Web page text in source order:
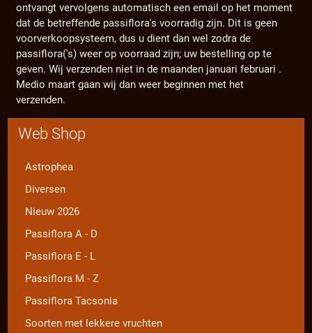
ontvangt vervolgens automatisch een email op het moment
dat de betreffende passiflora's voorradig zijn. Dit is geen
voorverkoopsysteem, dus u dient dan wel zodra de
passiflora('s) weer op voorraad zijn; uw bestelling op te
geven. Wij verzenden niet in de maanden januari februari .
Medio maart gaan wij dan weer beginnen met het
verzenden.
Web Shop
Astrophea
Diversen
Nieuw 2026
Passiflora A - D
Passiflora E - L
Passiflora M - Z
Passiflora Tacsonia
Soorten met lekkere vruchten